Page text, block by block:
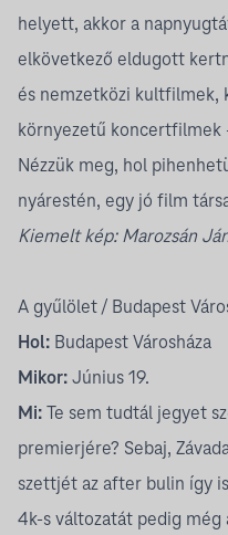
helyett, akkor a
elkövetkező eldugott
és nemzetközi kultfilmek,
környezetű koncertfilmek
Nézzük meg, hol
nyárestén, egy jó film
Kiemelt kép: Marozsán
A gyűlölet / Budapest
Hol: Budapest Városháza
Mikor: Június 19.
Mi: Te sem tudtál jegyet
premierjére? Sebaj,
szettjét az after bulin így
4k-s változatát pedig még